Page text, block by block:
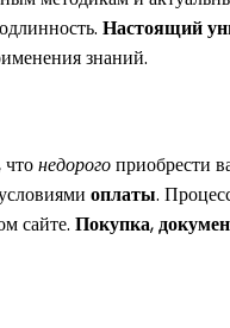
Настоящий
знаний.
недорогоприобрести
оплаты.
сайте. Покупка,